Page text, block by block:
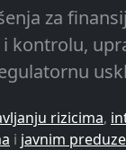
za
kontrolu,
rizicima,
i javnim